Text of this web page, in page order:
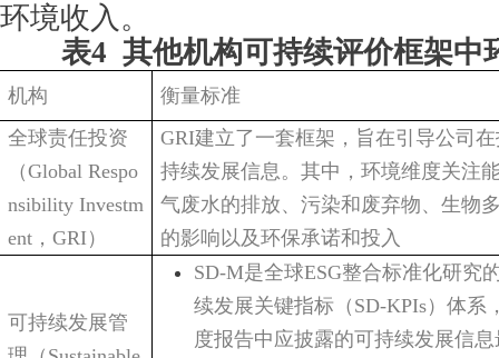
环境收入。
表4 其他机构可持续评价框架中
机构
衡量标准
全球责任投资
（Global Respo
nsibility Investm
ent ， GRI ）
GRI建立了一套框架，旨在引导公司
持续发展信息。其中，环境维度关注
气废水的排放、污染和废弃物、生物
的影响以及环保承诺和投入
可持续发展管
SD-M是全球ESG整合标准化研究
续发展关键指标（ SD-KPIs）体系
度报告中应披露的可持续发展信